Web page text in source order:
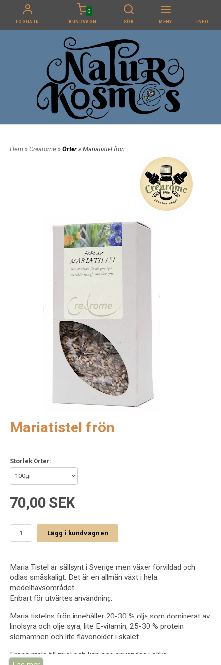
LOGGA IN
0
KUNDVAGN SÖK MENY INFO
Hem » Crearome » Örter » Mariatistel frön
Mariatistel frön
Storlek Örter:
70,00 SEK
Lägg i kundvagnen
Maria Tistel är sällsynt i Sverige men växer förvildad och
odlas småskaligt. Det är en allmän växt i hela
medelhavsområdet.
Enbart för utvärtes användning.
Maria tistelns frön innehåller 20-30 % olja som dominerat av
linolsyra och olje syra, lite E-vitamin, 25-30 % protein,
slemämnen och lite flavonoider i skalet.
Fröna mals till mjöl och kan sen användas i olika